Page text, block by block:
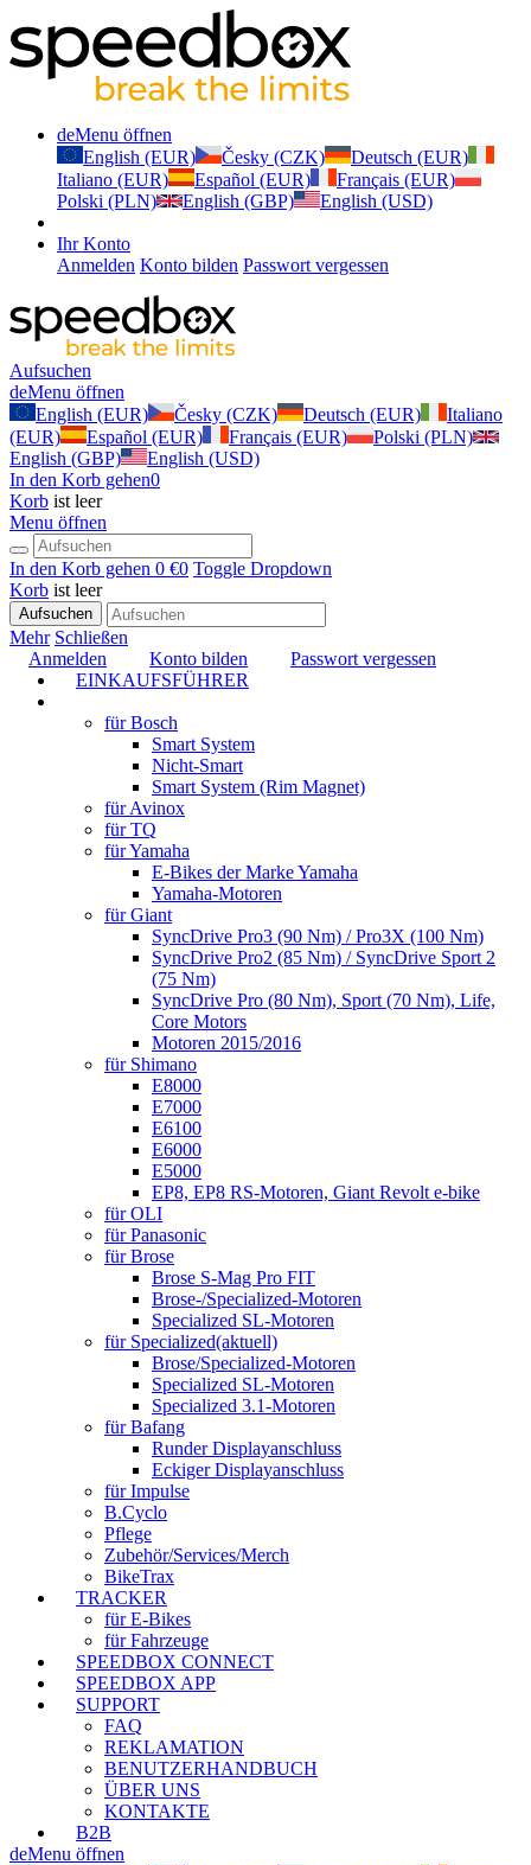
deMenu öffnen
English (EUR)
Česky (CZK)
Deutsch (EUR)
Italiano (EUR)
Español (EUR)
Français (EUR)
Polski (PLN)
English (GBP) English (USD)
Ihr Konto
Anmelden Konto bilden Passwort vergessen
Aufsuchen
deMenu öffnen
English (EUR)
Česky (CZK) Deutsch (EUR)
Italiano
(EUR)
Español (EUR) Français (EUR)
Polski (PLN)
English (GBP)
English (USD)
In den Korb gehen0
Korb ist leer
Menu öffnen
In den Korb gehen 0 €0 Toggle Dropdown
Korb ist leer
Aufsuchen
Mehr Schließen
Anmelden
Konto bilden
Passwort vergessen
EINKAUFSFÜHRER
für Bosch
Smart System
Nicht-Smart
Smart System (Rim Magnet)
für Avinox
für TQ
für Yamaha
E-Bikes der Marke Yamaha
Yamaha-Motoren
für Giant
SyncDrive Pro3 (90 Nm) / Pro3X (100 Nm)
SyncDrive Pro2 (85 Nm) / SyncDrive Sport 2
(75 Nm)
SyncDrive Pro (80 Nm), Sport (70 Nm), Life,
Core Motors
Motoren 2015/2016
für Shimano
E8000
E7000
E6100
E6000
E5000
EP8, EP8 RS-Motoren, Giant Revolt e-bike
für OLI
für Panasonic
für Brose
Brose S-Mag Pro FIT
Brose-/Specialized-Motoren
Specialized SL-Motoren
für Specialized(aktuell)
Brose/Specialized-Motoren
Specialized SL-Motoren
Specialized 3.1-Motoren
für Bafang
Runder Displayanschluss
Eckiger Displayanschluss
für Impulse
B.Cyclo
Pflege
Zubehör/Services/Merch
BikeTrax
TRACKER
für E-Bikes
für Fahrzeuge
SPEEDBOX CONNECT
SPEEDBOX APP
SUPPORT
FAQ
REKLAMATION
BENUTZERHANDBUCH
ÜBER UNS
KONTAKTE
B2B
deMenu öffnen